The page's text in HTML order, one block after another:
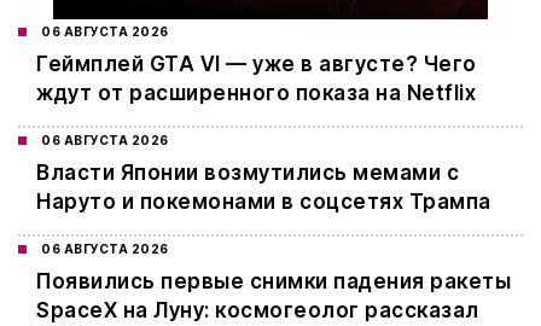
06 АВГУСТА 2026
Геймплей GTA VI — уже в августе? Чего
ждут от расширенного показа на Netflix
06 АВГУСТА 2026
Власти Японии возмутились мемами с
Наруто и покемонами в соцсетях Трампа
06 АВГУСТА 2026
Появились первые снимки падения ракеты
SpaceX на Луну: космогеолог рассказал